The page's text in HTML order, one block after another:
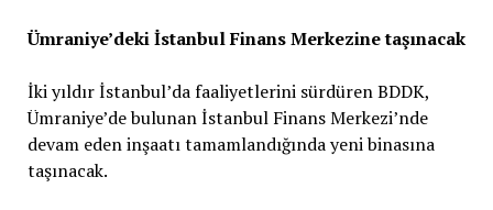
Ümraniye’deki İstanbul Finans Merkezine taşınacak
İki yıldır İstanbul’da faaliyetlerini sürdüren BDDK,
Ümraniye’de bulunan İstanbul Finans Merkezi’nde
devam eden inşaatı tamamlandığında yeni binasına
taşınacak.